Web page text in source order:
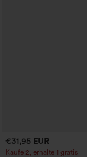
€31,95 EUR
Kaufe 2, erhalte 1 gratis